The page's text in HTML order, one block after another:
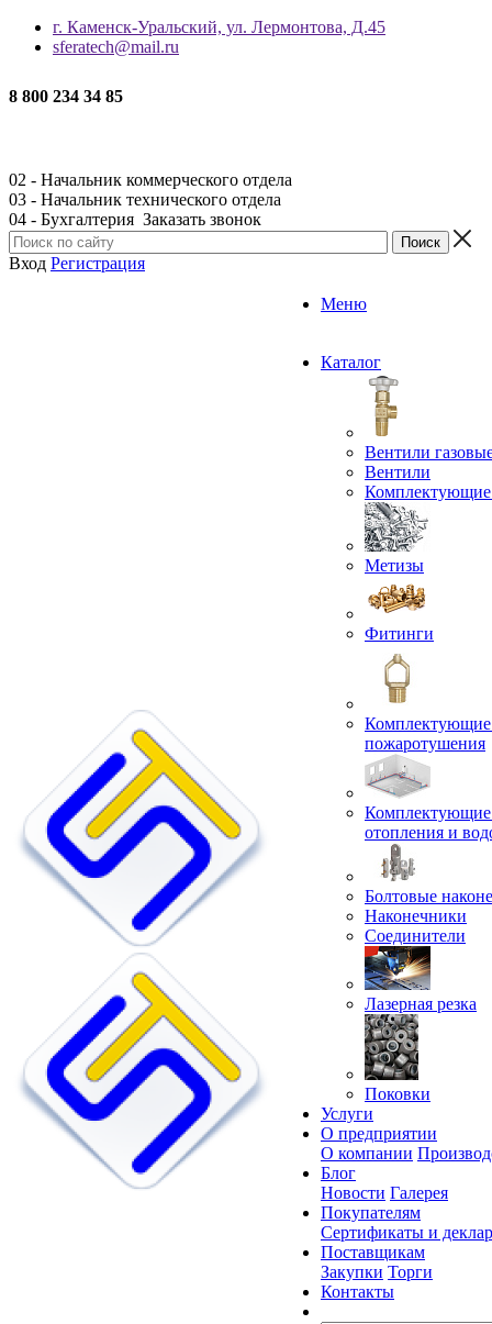
г. Каменск-Уральский, ул. Лермонтова, Д.45
sferatech@mail.ru
8 800 234 34 85
02 - Начальник коммерческого отдела
03 - Начальник технического отдела
04 - Бухгалтерия Заказать звонок
Вход Регистрация
Меню
Каталог
Вентили
Вентили
Комплектующие
Метизы
Фитинги
Комплектующие
пожаротушения
Комплектующие
отопления и
Болтовые
Наконечники
Соединители
Лазерная резка
Поковки
Услуги
О предприятии
О компании
Блог
Новости Галерея
Покупателям
Сертификаты и
Поставщикам
Закупки Торги
Контакты